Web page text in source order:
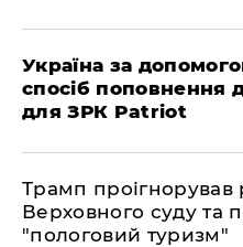
Україна за
спосіб поповнення
для ЗРК Patriot
Трамп проігнорував
Верховного суду та
"пологовий туризм"